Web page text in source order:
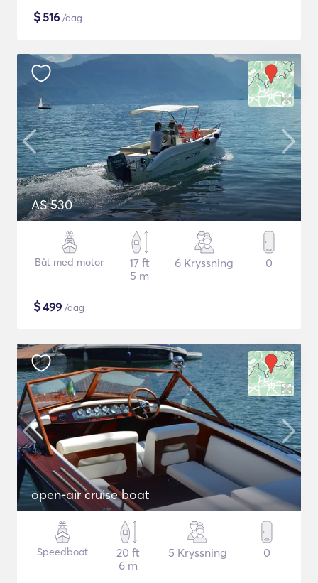
$516 /dag
AS 530
Båt med motor
17 ft
5 m
6 Kryssning 0
$499 /dag
open-air cruise boat
Speedboat
20 ft
6 m
5 Kryssning 0